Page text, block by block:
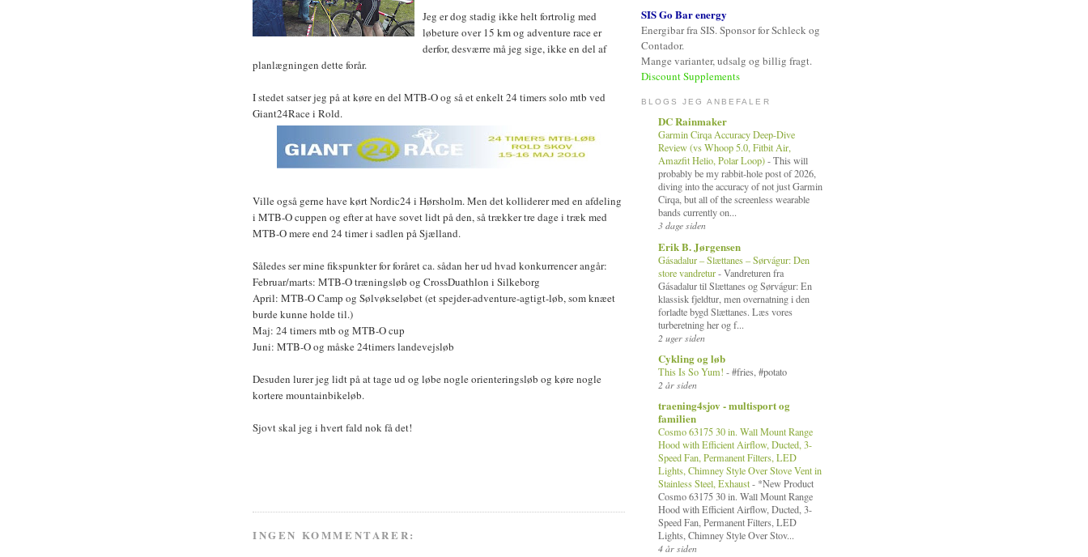
Jeg er dog stadig ikke helt fortrolig med
løbeture over 15 km og adventure race er
derfor, desværre må jeg sige, ikke en del af
planlægningen dette forår.
I stedet satser jeg på at køre en del MTB-O og så et enkelt 24 timers solo mtb ved
Giant24Race i Rold.
Ville også gerne have kørt Nordic24 i Hørsholm. Men det kolliderer med en afdeling
i MTB-O cuppen og efter at have sovet lidt på den, så trækker tre dage i træk med
MTB-O mere end 24 timer i sadlen på Sjælland.
Således ser mine fikspunkter for foråret ca. sådan her ud hvad konkurrencer angår:
Februar/marts: MTB-O træningsløb og CrossDuathlon i Silkeborg
April: MTB-O Camp og Sølvøkseløbet (et spejder-adventure-agtigt-løb, som knæet
burde kunne holde til.)
Maj: 24 timers mtb og MTB-O cup
Juni: MTB-O og måske 24timers landevejsløb
Desuden lurer jeg lidt på at tage ud og løbe nogle orienteringsløb og køre nogle
kortere mountainbikeløb.
Sjovt skal jeg i hvert fald nok få det!
INGEN KOMMENTARER:
SIS Go Bar energy
Energibar fra SIS. Sponsor for Schleck og
Contador.
Mange varianter, udsalg og billig fragt.
Discount Supplements
BLOGS JEG ANBEFALER
DC Rainmaker
Garmin Cirqa Accuracy Deep-Dive
Review (vs Whoop 5.0, Fitbit Air,
Amazfit Helio, Polar Loop)-This will
probably be my rabbit-hole post of 2026,
diving into the accuracy of not just Garmin
Cirqa, but all of the screenless wearable
bands currently on...
3 dage siden
Erik B. Jørgensen
Gásadalur – Slættanes – Sørvágur: Den
store vandretur-Vandreturen fra
Gásadalur til Slættanes og Sørvágur: En
klassisk fjeldtur, men overnatning i den
forladte bygd Slættanes. Læs vores
turberetning her og f...
2 uger siden
Cykling og løb
This Is So Yum! -#fries, #potato
2 år siden
traening4sjov - multisport og
familien
Cosmo 63175 30 in. Wall Mount Range
Hood with Efficient Airflow, Ducted, 3-
Speed Fan, Permanent Filters, LED
Lights, Chimney Style Over Stove Vent in
Stainless Steel, Exhaust- *New Product
Cosmo 63175 30 in. Wall Mount Range
Hood with Efficient Airflow, Ducted, 3-
Speed Fan, Permanent Filters, LED
Lights, Chimney Style Over Stov...
4 år siden